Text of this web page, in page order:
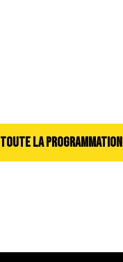
TOUTE LA PROGRAMMATION